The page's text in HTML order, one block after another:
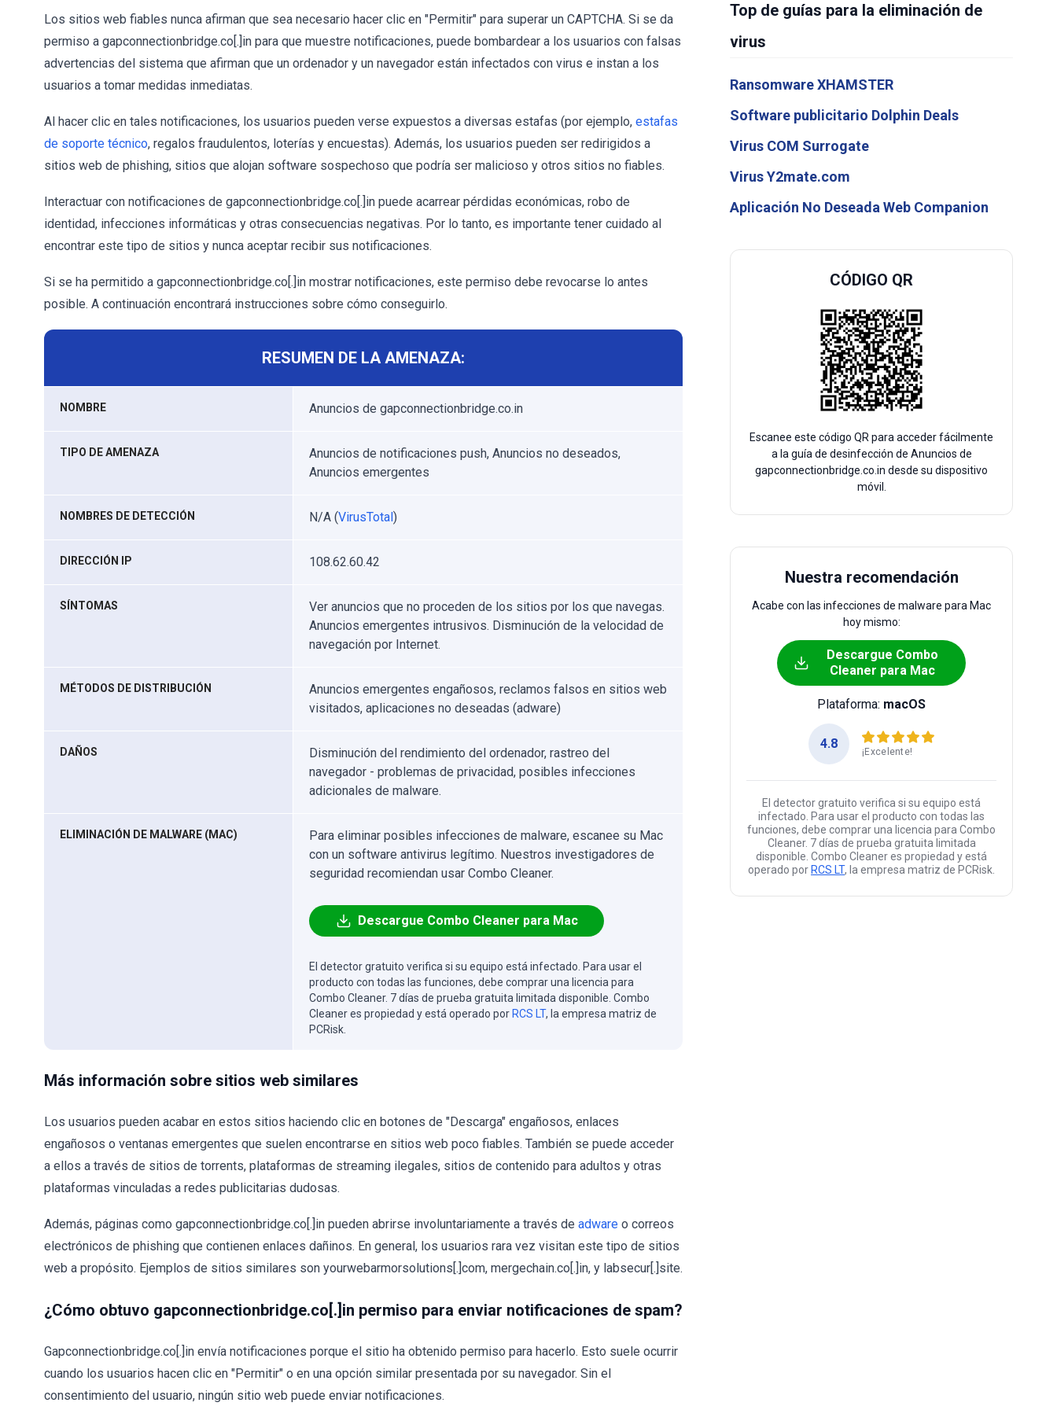
Los sitios web fiables nunca afirman que sea necesario hacer clic en "Permitir" para superar un CAPTCHA. Si se da
permiso a gapconnectionbridge.co[.]in para que muestre notificaciones, puede bombardear a los usuarios con falsas
advertencias del sistema que afirman que un ordenador y un navegador están infectados con virus e instan a los
usuarios a tomar medidas inmediatas.
Al hacer clic en tales notificaciones, los usuarios pueden verse expuestos a diversas estafas (por ejemplo, estafas
de soporte técnico, regalos fraudulentos, loterías y encuestas). Además, los usuarios pueden ser redirigidos a
sitios web de phishing, sitios que alojan software sospechoso que podría ser malicioso y otros sitios no fiables.
Interactuar con notificaciones de gapconnectionbridge.co[.]in puede acarrear pérdidas económicas, robo de
identidad, infecciones informáticas y otras consecuencias negativas. Por lo tanto, es importante tener cuidado al
encontrar este tipo de sitios y nunca aceptar recibir sus notificaciones.
Si se ha permitido a gapconnectionbridge.co[.]in mostrar notificaciones, este permiso debe revocarse lo antes
posible. A continuación encontrará instrucciones sobre cómo conseguirlo.
RESUMEN DE LA AMENAZA:
NOMBRE Anuncios de gapconnectionbridge.co.in
TIPO DE AMENAZA
Anuncios de notificaciones push, Anuncios no deseados,
Anuncios emergentes
NOMBRES DE DETECCIÓN N/A (VirusTotal)
DIRECCIÓN IP 108.62.60.42
SÍNTOMAS
Ver anuncios que no proceden de los sitios por los que navegas.
Anuncios emergentes intrusivos. Disminución de la velocidad de
navegación por Internet.
MÉTODOS DE DISTRIBUCIÓN
Anuncios emergentes engañosos, reclamos falsos en sitios web
visitados, aplicaciones no deseadas (adware)
DAÑOS
Disminución del rendimiento del ordenador, rastreo del
navegador - problemas de privacidad, posibles infecciones
adicionales de malware.
ELIMINACIÓN DE MALWARE (MAC)
Para eliminar posibles infecciones de malware, escanee su Mac
con un software antivirus legítimo. Nuestros investigadores de
seguridad recomiendan usar Combo Cleaner.
Descargue Combo Cleaner para Mac
El detector gratuito verifica si su equipo está infectado. Para usar el
producto con todas las funciones, debe comprar una licencia para
Combo Cleaner. 7 días de prueba gratuita limitada disponible. Combo
Cleaner es propiedad y está operado por RCS LT, la empresa matriz de
PCRisk.
Más información sobre sitios web similares
Los usuarios pueden acabar en estos sitios haciendo clic en botones de "Descarga" engañosos, enlaces
engañosos o ventanas emergentes que suelen encontrarse en sitios web poco fiables. También se puede acceder
a ellos a través de sitios de torrents, plataformas de streaming ilegales, sitios de contenido para adultos y otras
plataformas vinculadas a redes publicitarias dudosas.
Además, páginas como gapconnectionbridge.co[.]in pueden abrirse involuntariamente a través de adware o correos
electrónicos de phishing que contienen enlaces dañinos. En general, los usuarios rara vez visitan este tipo de sitios
web a propósito. Ejemplos de sitios similares son yourwebarmorsolutions[.]com, mergechain.co[.]in, y labsecur[.]site.
¿Cómo obtuvo gapconnectionbridge.co[.]in permiso para enviar notificaciones de spam?
Gapconnectionbridge.co[.]in envía notificaciones porque el sitio ha obtenido permiso para hacerlo. Esto suele ocurrir
cuando los usuarios hacen clic en "Permitir" o en una opción similar presentada por su navegador. Sin el
consentimiento del usuario, ningún sitio web puede enviar notificaciones.
Top de guías para la eliminación de
virus
Ransomware XHAMSTER
Software publicitario Dolphin Deals
Virus COM Surrogate
Virus Y2mate.com
Aplicación No Deseada Web Companion
CÓDIGO QR
Escanee este código QR para acceder fácilmente
a la guía de desinfección de Anuncios de
gapconnectionbridge.co.in desde su dispositivo
móvil.
Nuestra recomendación
Acabe con las infecciones de malware para Mac
hoy mismo:
Descargue Combo
Cleaner para Mac
Plataforma: macOS
4.8
¡Excelente!
El detector gratuito verifica si su equipo está
infectado. Para usar el producto con todas las
funciones, debe comprar una licencia para Combo
Cleaner. 7 días de prueba gratuita limitada
disponible. Combo Cleaner es propiedad y está
operado por RCS LT, la empresa matriz de PCRisk.